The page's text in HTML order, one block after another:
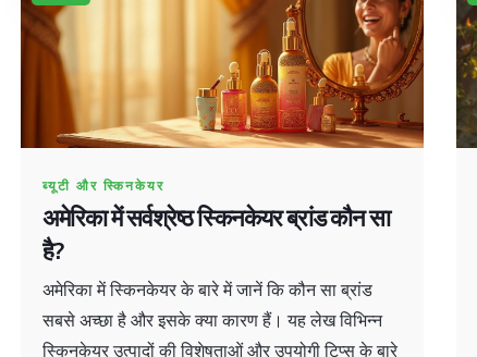
ब्यूटी और स्किनकेयर
अमेरिका में सर्वश्रेष्ठ स्किनकेयर ब्रांड कौन सा
है?
अमेरिका में स्किनकेयर के बारे में जानें कि कौन सा ब्रांड
सबसे अच्छा है और इसके क्या कारण हैं। यह लेख विभिन्न
स्किनकेयर उत्पादों की विशेषताओं और उपयोगी टिप्स के बारे